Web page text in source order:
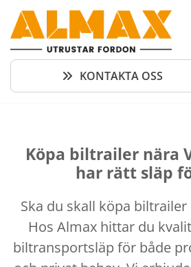
KONTAKTA OSS
Köpa biltrailer nära
har rätt släp
Ska du skall köpa biltrailer
Hos Almax hittar du
biltransportsläp för både